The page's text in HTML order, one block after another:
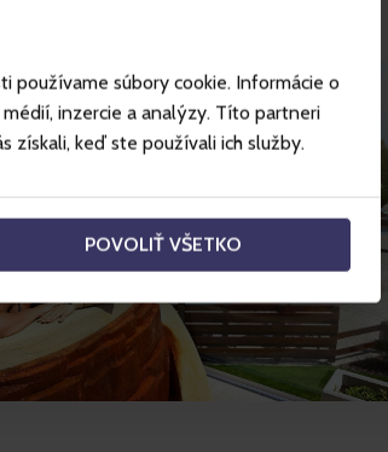
používame súbory cookie. Informácie o
inzercie a analýzy. Títo partneri
získali, keď ste používali ich služby.
POVOLIŤ VŠETKO